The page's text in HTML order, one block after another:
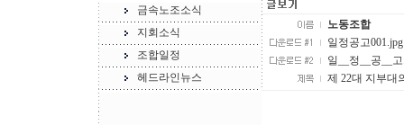
금속노조소식
지회소식
조합일정
헤드라인뉴스
노동조합
일정공고
일__정__공__
제 22대 지부대